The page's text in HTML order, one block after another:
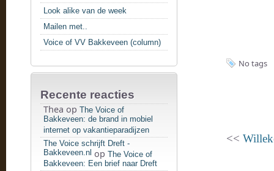
Look alike van de week
Mailen met..
Voice of VV Bakkeveen (column)
Recente reacties
Thea op The Voice of
Bakkeveen: de brand in mobiel
internet op vakantieparadijzen
The Voice schrijft Dreft -
Bakkeveen.nl op The Voice of
Bakkeveen: Een brief naar Dreft
No tags
<<